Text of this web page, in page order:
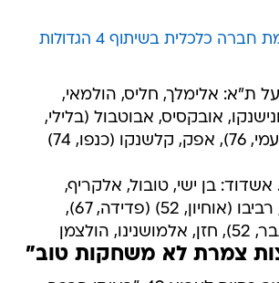
כלכלית בשיתוף 4 הגדולות
ת"א: אלימלך, חליס, הולמאי,
אובקסיס, אבוטבול (בלילי,
בן ישי, טובול, אלקריף,
ביליץ', מילבסקי, רביבו (אוחיון, 52) (פדידה, 67),
הולצמן
צמרת לא משחקות טוב"